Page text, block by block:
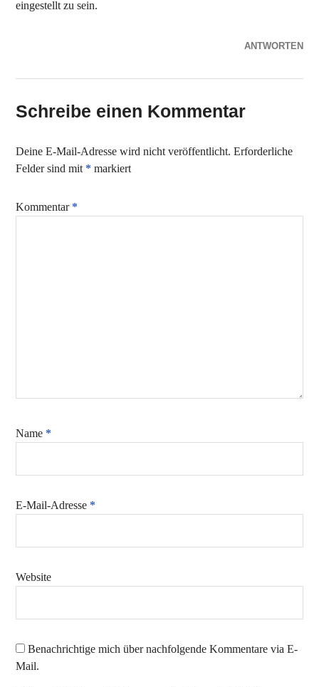
eingestellt zu sein.
ANTWORTEN
Schreibe einen Kommentar
Deine E-Mail-Adresse wird nicht veröffentlicht. Erforderliche
Felder sind mit * markiert
Kommentar *
Name *
E-Mail-Adresse *
Website
Benachrichtige mich über nachfolgende Kommentare via E-
Mail.